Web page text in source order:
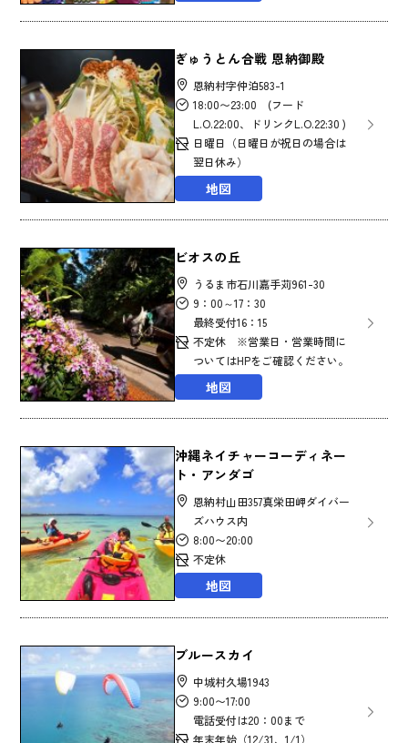
ぎゅうとん合戦 恩納御殿
恩納村字仲泊583-1
18:00〜23:00 (フード
L.O.22:00、ドリンクL.O.22:30 )
日曜日（日曜日が祝日の場合は
翌日休み）
地図
ビオスの丘
うるま市石川嘉手苅961-30
9：00～17：30
最終受付16：15
不定休 ※営業日・営業時間に
ついてはHPをご確認ください。
地図
沖縄ネイチャーコーディネー
ト・アンダゴ
恩納村山田357真栄田岬ダイバー
ズハウス内
8:00〜20:00
不定休
地図
ブルースカイ
中城村久場1943
9:00〜17:00
電話受付は20：00まで
年末年始（12/31、1/1）